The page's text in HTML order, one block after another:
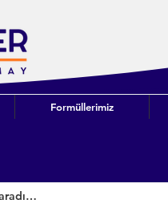
Formüllerimiz